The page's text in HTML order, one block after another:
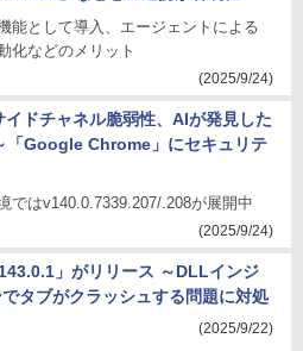
能として導入、エージェントによる
化などのメリット
(2025/9/24)
イドチャネル脆弱性、AIが発見した
「Google Chrome」にセキュリテ
ではv140.0.7339.207/.208が展開中
(2025/9/24)
」がリリース ～DLLインジ
タブがクラッシュする問題に対処
(2025/9/22)